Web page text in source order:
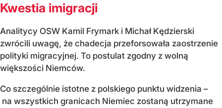
Kwestia imigracji
Analitycy OSW Kamil Frymark i Michał Kędzierski
zwrócili uwagę, że chadecja przeforsowała zaostrzenie
polityki migracyjnej. To postulat zgodny z wolną
większości Niemców.
Co szczególnie istotne z polskiego punktu widzenia –
na wszystkich granicach Niemiec zostaną utrzymane